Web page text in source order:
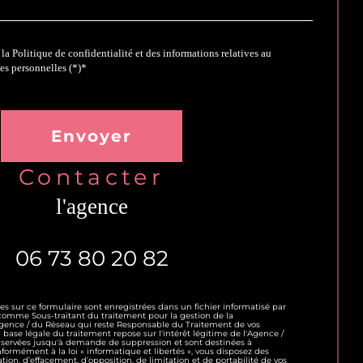
la Politique de confidentialité et des informations relatives au
personnelles (*)*
Envoyer
contacter
l'agence
06 73 80 20 82
sur ce formulaire sont enregistrées dans un fichier informatisé par
Sous-traitant du traitement pour la gestion de la
/ du Réseau qui reste Responsable du Traitement de vos
base légale du traitement repose sur l'intérêt légitime de l'Agence /
jusqu'à demande de suppression et sont destinées à
à la loi « informatique et libertés », vous disposez des
d’effacement, d’opposition, de limitation et de portabilité de vos